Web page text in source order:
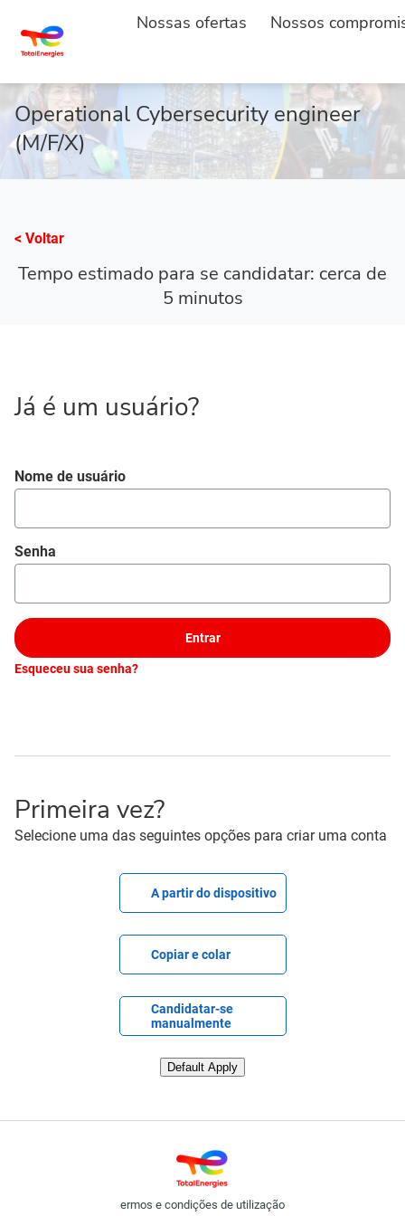
Nossas ofertas Nossos
Operational Cybersecurity engineer
(M/F/X)
< Voltar
Tempo estimado para se candidatar: cerca de
5 minutos
Já é um usuário?
Login
Nome de usuário
Senha
Entrar
Esqueceu sua senha?
Primeira vez?
Selecione uma das seguintes opções para criar uma conta
A partir do dispositivo
Copiar e colar
Candidatar-se
manualmente
Carregar CV posteriormente
Default Apply
Carregar CV do LinkedIn
ermos e condições de utilização